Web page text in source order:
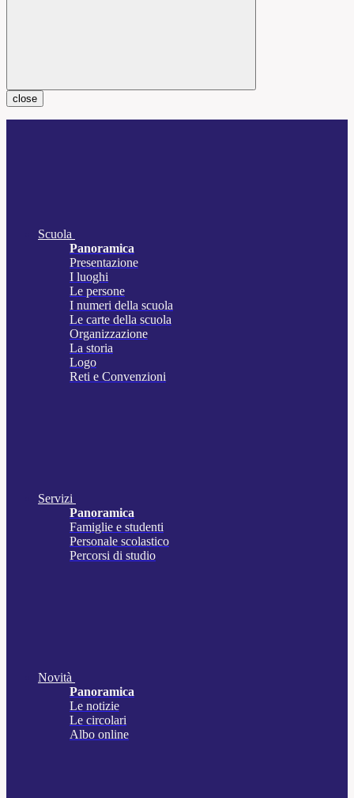
close
Scuola
Panoramica
Presentazione
I luoghi
Le persone
I numeri della scuola
Le carte della scuola
Organizzazione
La storia
Logo
Reti e Convenzioni
Servizi
Panoramica
Famiglie e studenti
Personale scolastico
Percorsi di studio
Novità
Panoramica
Le notizie
Le circolari
Albo online